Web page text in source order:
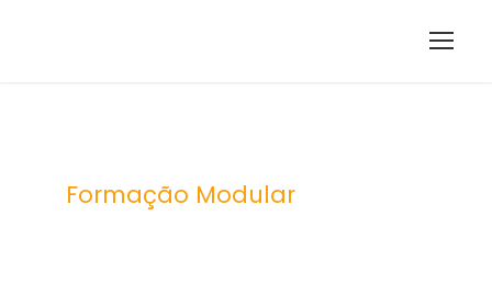
Formação Modular